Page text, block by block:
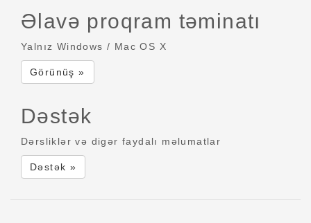
Əlavə proqram təminatı
Yalnız Windows / Mac OS X
Görünüş »
Dəstək
Dərsliklər və digər faydalı məlumatlar
Dəstək »